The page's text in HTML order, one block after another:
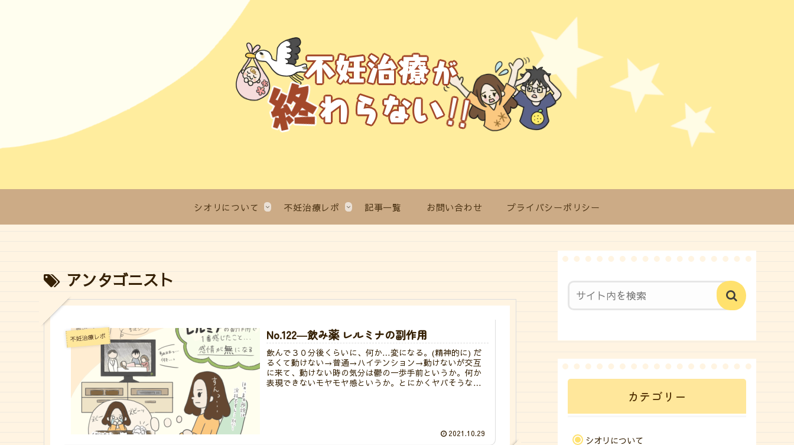
シオリについて 不妊治療レポ 記事一覧 お問い合わせ プライバシーポリシー
アンタゴニスト
不妊治療レポ No.122―飲み薬 レルミナの副作用
飲んで３０分後くらいに、何か…変になる。(精神的に) だ
るくて動けない→普通→ハイテンション→動けないが交互
に来て、動けない時の気分は鬱の一歩手前というか。何か
表現できないモヤモヤ感というか。とにかくヤバそうな気
2021.10.29
カテゴリー
シオリについて